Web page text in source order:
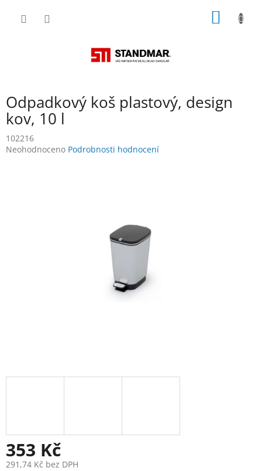
Odpadkový koš plastový, design
kov, 10 l
102216
Průměrné
Neohodnoceno Podrobnosti hodnocení
353 Kč
291,74 Kč bez DPH